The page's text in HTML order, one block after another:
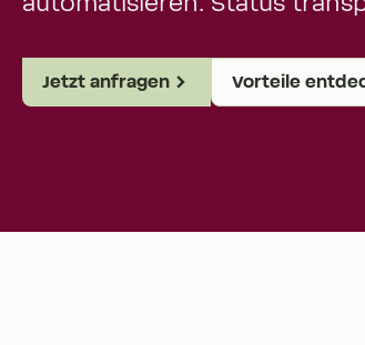
Jetzt anfragen Vorteile